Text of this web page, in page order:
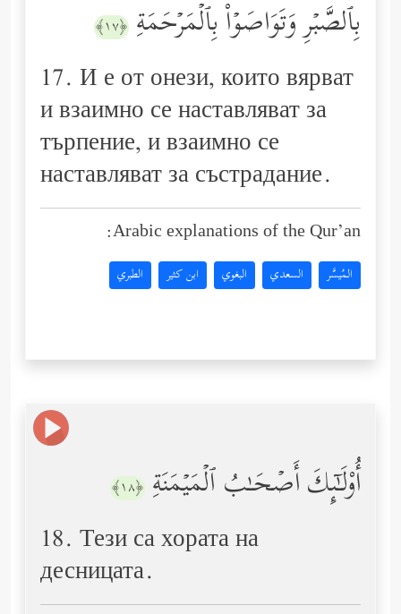
بِٱلصَّبۡرِ وَتَوَاصَوۡاْ بِٱلۡمَرۡحَمَةِ ﴿١٧﴾
17. И е от онези, които вярват
и взаимно се наставляват за
търпение, и взаимно се
наставляват за състрадание.
Arabic explanations of the Qur’an:
المُيسَّر السعدي البغوي ابن كثير الطبري
أُوْلَـٰۤىِٕكَ أَصۡحَـٰبُ ٱلۡمَیۡمَنَةِ ﴿١٨﴾
18. Тези са хората на
десницата.